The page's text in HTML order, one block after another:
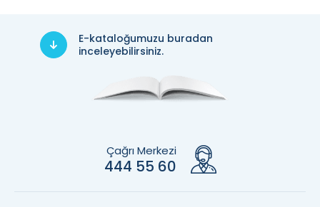
E-kataloğumuzu buradan
inceleyebilirsiniz.
Çağrı Merkezi
444 55 60